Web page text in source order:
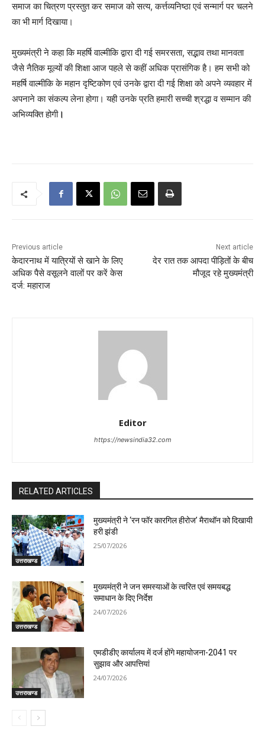
समाज का चित्रण प्रस्तुत कर समाज को सत्य, कर्त्तव्यनिष्ठा एवं सन्मार्ग पर चलने
का भी मार्ग दिखाया।
मुख्यमंत्री ने कहा कि महर्षि वाल्मीकि द्वारा दी गई समरसता, सद्भाव तथा मानवता
जैसे नैतिक मूल्यों की शिक्षा आज पहले से कहीं अधिक प्रासंगिक है। हम सभी को
महर्षि वाल्मीकि के महान दृष्टिकोण एवं उनके द्वारा दी गई शिक्षा को अपने व्यवहार में
अपनाने का संकल्प लेना होगा। यही उनके प्रति हमारी सच्ची श्रद्धा व सम्मान की
अभिव्यक्ति होगी।
Previous article
केदारनाथ में यात्रियों से खाने के लिए
अधिक पैसे वसूलने वालों पर करें केस
दर्ज: महाराज
Next article
देर रात तक आपदा पीड़ितों के बीच
मौजूद रहे मुख्यमंत्री
Editor
https://newsindia32.com
RELATED ARTICLES
उत्तराखण्ड
मुख्यमंत्री ने ‘रन फॉर कारगिल हीरोज’ मैराथॉन को दिखायी
हरी झंडी
25/07/2026
उत्तराखण्ड
मुख्यमंत्री ने जन समस्याओं के त्वरित एवं समयबद्ध
समाधान के दिए निर्देश
24/07/2026
उत्तराखण्ड
एमडीडीए कार्यालय में दर्ज होंगे महायोजना-2041 पर
सुझाव और आपत्तियां
24/07/2026